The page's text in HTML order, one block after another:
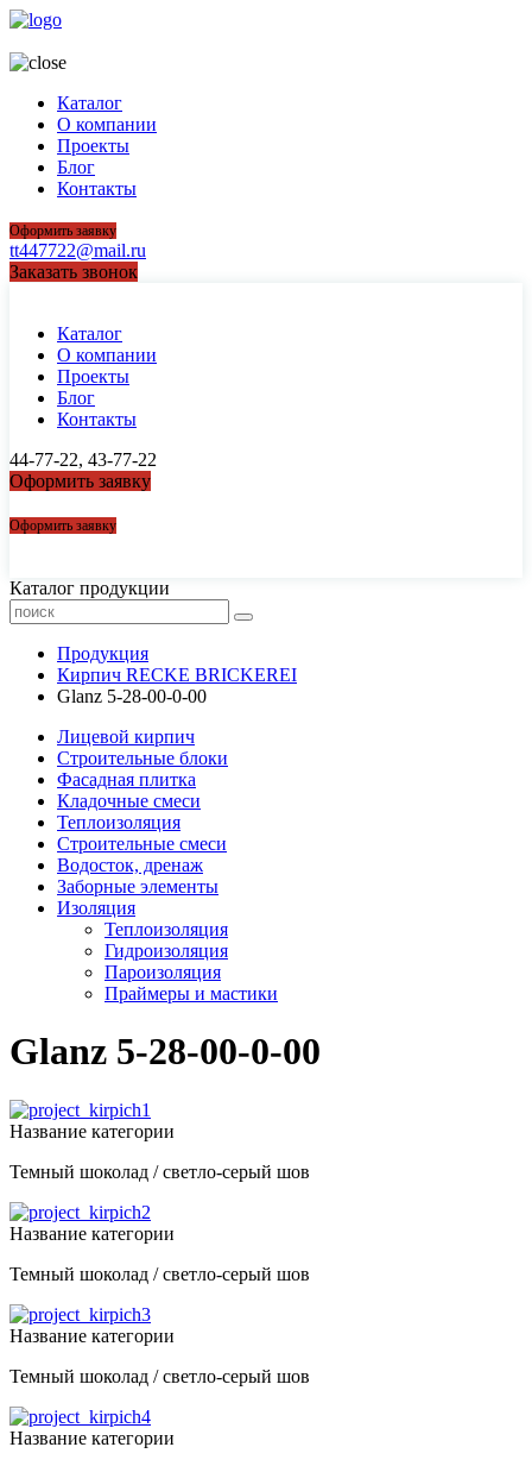
Каталог
О компании
Проекты
Блог
Контакты
Оформить заявку
tt447722@mail.ru
Заказать звонок
Каталог
О компании
Проекты
Блог
Контакты
44-77-22, 43-77-22
Оформить заявку
Оформить заявку
Каталог продукции
Продукция
Кирпич RECKE BRICKEREI
Glanz 5-28-00-0-00
Лицевой кирпич
Строительные блоки
Фасадная плитка
Кладочные смеси
Теплоизоляция
Строительные смеси
Водосток, дренаж
Заборные элементы
Изоляция
Теплоизоляция
Гидроизоляция
Пароизоляция
Праймеры и мастики
Glanz 5-28-00-0-00
Название категории
Темный шоколад / светло-серый шов
Название категории
Темный шоколад / светло-серый шов
Название категории
Темный шоколад / светло-серый шов
Название категории